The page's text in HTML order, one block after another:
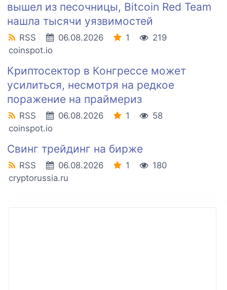
вышел из песочницы, Bitcoin Red Team
нашла тысячи уязвимостей
RSS 06.08.2026 1
219
coinspot.io
Криптосектор в Конгрессе может
усилиться, несмотря на редкое
поражение на праймериз
RSS 06.08.2026 1
58
coinspot.io
Свинг трейдинг на бирже
RSS 06.08.2026 1
180
cryptorussia.ru